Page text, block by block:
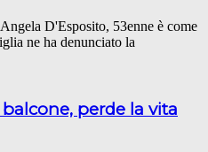
D'Esposito, 53enne è come
ne ha denunciato la
perde la vita